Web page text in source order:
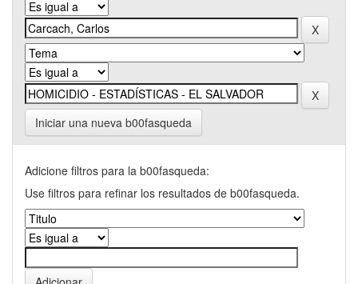
Iniciar una nueva b00fasqueda
Adicione filtros para la b00fasqueda:
Use filtros para refinar los resultados de b00fasqueda.